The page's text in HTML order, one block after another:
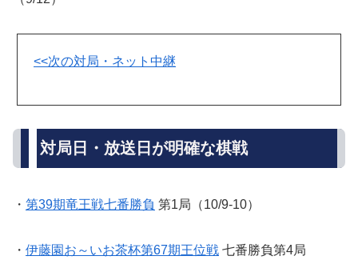
<<次の対局・ネット中継
対局日・放送日が明確な棋戦
・ 第39期竜王戦七番勝負 第1局（10/9-10）
・ 伊藤園お～いお茶杯第67期王位戦 七番勝負第4局